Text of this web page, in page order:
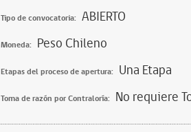
Tipo de convocatoria: ABIERTO
Moneda: Peso Chileno
Etapas del proceso de apertura: Una Etapa
Toma de razón por Contraloría: No requiere